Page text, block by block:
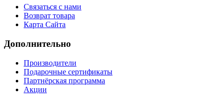
Связаться с нами
Возврат товара
Карта Сайта
Дополнительно
Производители
Подарочные сертификаты
Партнёрская программа
Акции